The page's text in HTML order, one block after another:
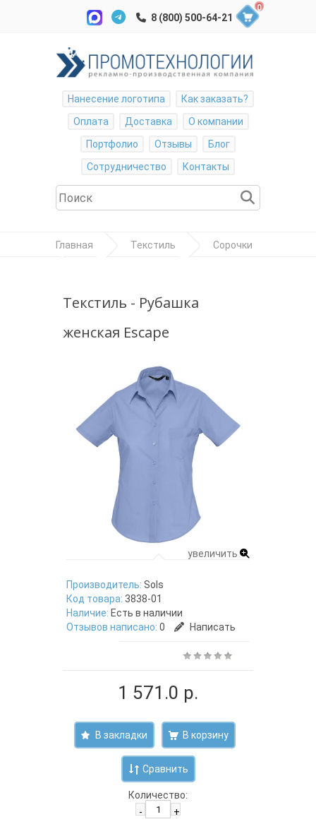
0
Нанесение логотипа
Как заказать?
Оплата
Доставка
О компании
Портфолио
Отзывы
Блог
Сотрудничество
Контакты
Главная Текстиль Сорочки
Текстиль - Рубашка
женская Escape
увеличить
Производитель: Sols
Код товара: 3838-01
Наличие: Есть в наличии
Отзывов написано: 0 Написать
1 571.0 р.
В закладки
Сравнить
Количество:
-
+